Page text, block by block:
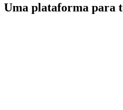
Uma plataforma para